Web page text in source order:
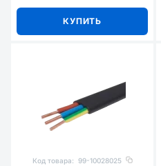
КУПИТЬ
Код товара: 99-10028025